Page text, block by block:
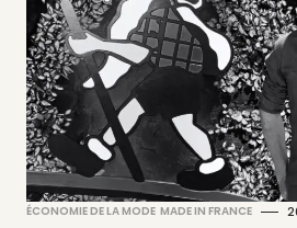
ÉCONOMIE DE LA MODE MADE IN FRANCE